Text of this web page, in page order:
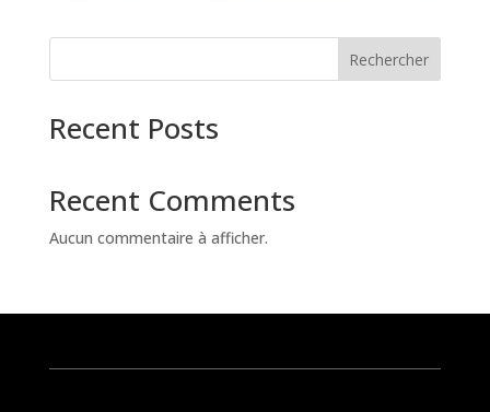
Rechercher
Recent Posts
Recent Comments
Aucun commentaire à afficher.